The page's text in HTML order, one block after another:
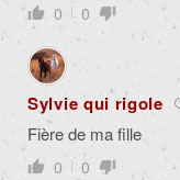
0 0
Sylvie qui rigole
Fière de ma fille
0 0